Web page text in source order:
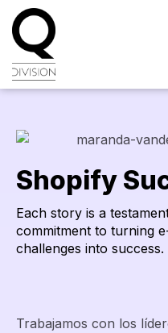
Shopify
Each story is a
commitment to turning
challenges into success.
Trabajamos con los